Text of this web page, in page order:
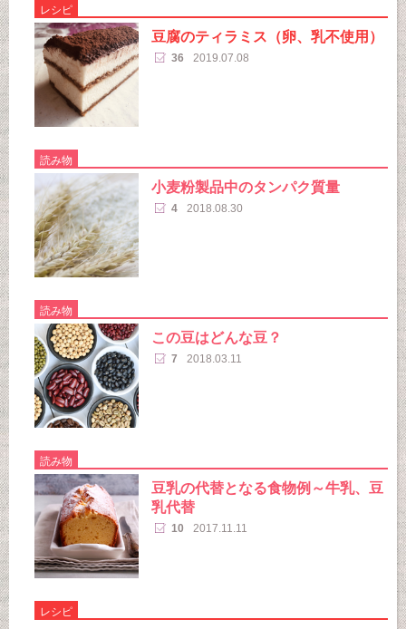
レシピ
豆腐のティラミス（卵、乳不使用）
36 2019.07.08
読み物
小麦粉製品中のタンパク質量
4 2018.08.30
読み物
この豆はどんな豆？
7 2018.03.11
読み物
豆乳の代替となる食物例～牛乳、豆
乳代替
10 2017.11.11
レシピ